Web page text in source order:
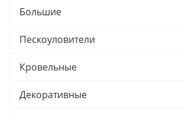
Большие
Пескоуловители
Кровельные
Декоративные